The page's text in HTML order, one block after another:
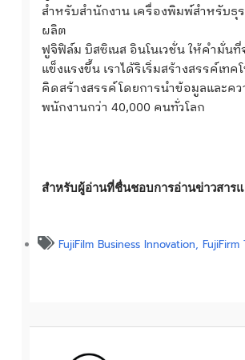
สำหรับสำนักงาน เครื่องพิมพ์สำหรับธุ
ผลิต
ฟูจิฟิล์ม บิสซิเนส อินโนเวชั่น ให้คำมั่น
แข็งแรงขึ้น เราได้ริเริ่มสร้างสรรค์เท
คิดสร้างสรรค์โดยการนำข้อมูลและค
พนักงานกว่า 40,000 คนทั่วโลก
สำหรับผู้อ่านที่ชื่นชอบการอ่านข่าวสาร
FujiFilm Business Innovation, FujiFirm